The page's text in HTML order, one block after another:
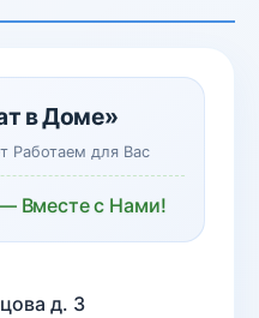
в Доме»
Работаем для Вас
Вместе с Нами!
д. 3